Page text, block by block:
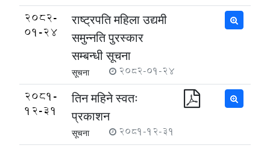
2082-
01-24
राष्ट्रपति महिला उद्यमी
समुन्नति पुरस्कार
सम्बन्धी सूचना
सूचना 2082-01-24
2081-
12-31
तिन महिने स्वतः
प्रकाशन
सूचना 2081-12-31